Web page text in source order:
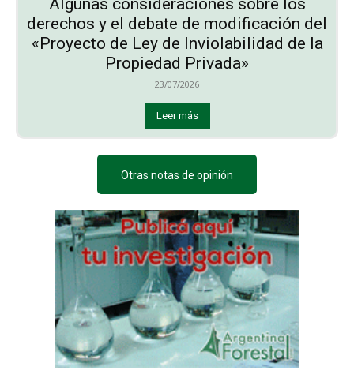
derechos y el debate de modificación del
«Proyecto de Ley de Inviolabilidad de la
Propiedad Privada»
23/07/2026
Leer más
Otras notas de opinión